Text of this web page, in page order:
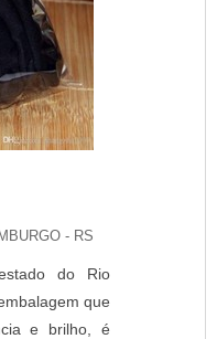
- RS
do Rio
que
e brilho, é